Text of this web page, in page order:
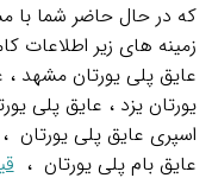
که در حال حاضر شما با
زمینه های زیر اطلاعات
عایق پلی یورتان مشهد ،
یورتان یزد ، عایق پلی
اسپری عایق پلی یورتان
عایق بام پلی یورتان ،